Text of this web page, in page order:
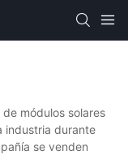
módulos solares
industria durante
se venden